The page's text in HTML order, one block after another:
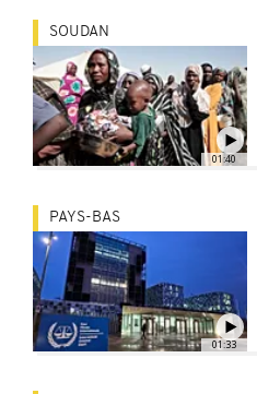
01:40
SOUDAN
01:33
PAYS-BAS